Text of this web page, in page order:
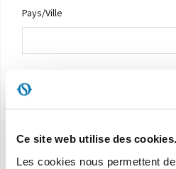
Ce site web utilise des cookies.
Les cookies nous permettent
Pays/Ville
Profession *
Objet de votre demande *